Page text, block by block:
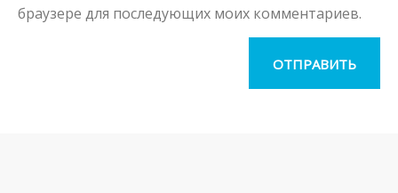
браузере для последующих моих комментариев.